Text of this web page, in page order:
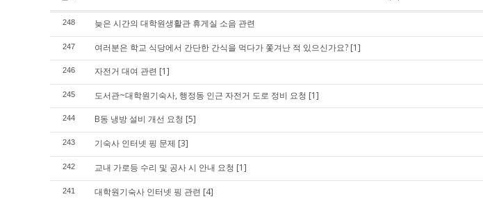
248 늦은 시간의 대학원생활관 휴게실 소음 관련
247 여러분은 학교 식당에서 간단한 간식을 먹다가 쫓겨난 적 있으신가요? [1]
246 자전거 대여 관련 [1]
245 도서관~대학원기숙사, 행정동 인근 자전거 도로 정비 요청 [1]
244 B동 냉방 설비 개선 요청 [5]
243 기숙사 인터넷 핑 문제 [3]
242 교내 가로등 수리 및 공사 시 안내 요청 [1]
241 대학원기숙사 인터넷 핑 관련 [4]